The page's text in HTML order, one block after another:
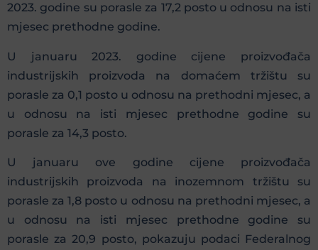
2023. godine su porasle za 17,2 posto u odnosu na isti
mjesec prethodne godine.
U januaru 2023. godine cijene proizvođača
industrijskih proizvoda na domaćem tržištu su
porasle za 0,1 posto u odnosu na prethodni mjesec, a
u odnosu na isti mjesec prethodne godine su
porasle za 14,3 posto.
U januaru ove godine cijene proizvođača
industrijskih proizvoda na inozemnom tržištu su
porasle za 1,8 posto u odnosu na prethodni mjesec, a
u odnosu na isti mjesec prethodne godine su
porasle za 20,9 posto, pokazuju podaci Federalnog